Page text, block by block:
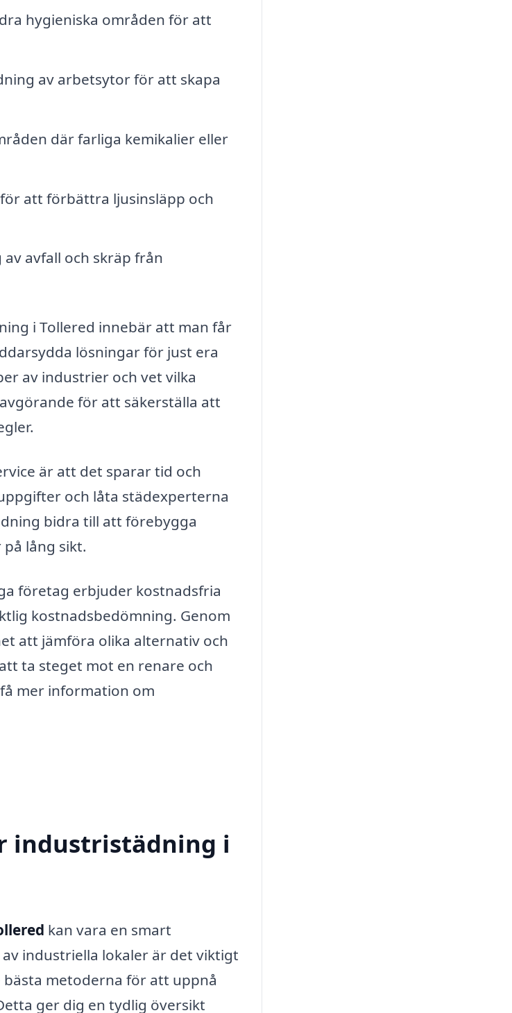
hygieniska områden för att
av arbetsytor för att skapa
där farliga kemikalier eller
att förbättra ljusinsläpp och
avfall och skräp från
i Tollered innebär att man får
lösningar för just era
av industrier och vet vilka
för att säkerställa att
är att det sparar tid och
och låta städexperterna
bidra till att förebygga
lång sikt.
företag erbjuder kostnadsfria
kostnadsbedömning. Genom
att jämföra olika alternativ och
ta steget mot en renare och
mer information om
industristädning i
kan vara en smart
industriella lokaler är det viktigt
metoderna för att uppnå
ger dig en tydlig översikt